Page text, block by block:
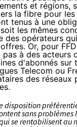
et régions,
la fibre pour les
tenus à une
les mêmes
des opérateurs
Or, pour
pas à des acteurs
d'abonnés sur
Telecom ou
des réseaux
.
disposition
sans problèmes
se rentabilisent au